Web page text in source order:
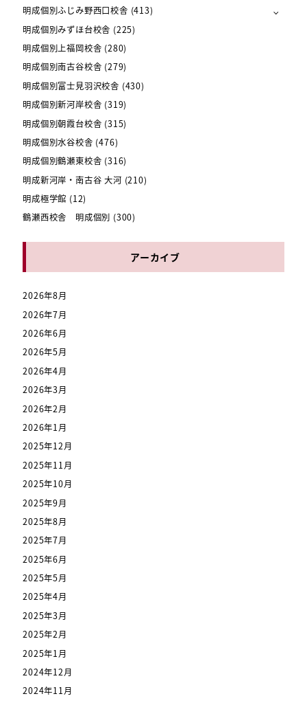
明成個別ふじみ野西口校舎 (413)
明成個別みずほ台校舎 (225)
明成個別上福岡校舎 (280)
明成個別南古谷校舎 (279)
明成個別富士見羽沢校舎 (430)
明成個別新河岸校舎 (319)
明成個別朝霞台校舎 (315)
明成個別水谷校舎 (476)
明成個別鶴瀬東校舎 (316)
明成新河岸・南古谷 大河 (210)
明成極学館 (12)
鶴瀬西校舎 明成個別 (300)
アーカイブ
2026年8月
2026年7月
2026年6月
2026年5月
2026年4月
2026年3月
2026年2月
2026年1月
2025年12月
2025年11月
2025年10月
2025年9月
2025年8月
2025年7月
2025年6月
2025年5月
2025年4月
2025年3月
2025年2月
2025年1月
2024年12月
2024年11月